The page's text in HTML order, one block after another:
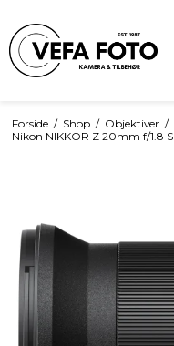
Forside / Shop / Objektiver /
Nikon NIKKOR Z 20mm f/1.8 S